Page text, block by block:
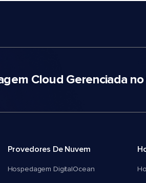
Cloud Gerenciada no
Provedores De Nuvem
Hospedagem DigitalOcean